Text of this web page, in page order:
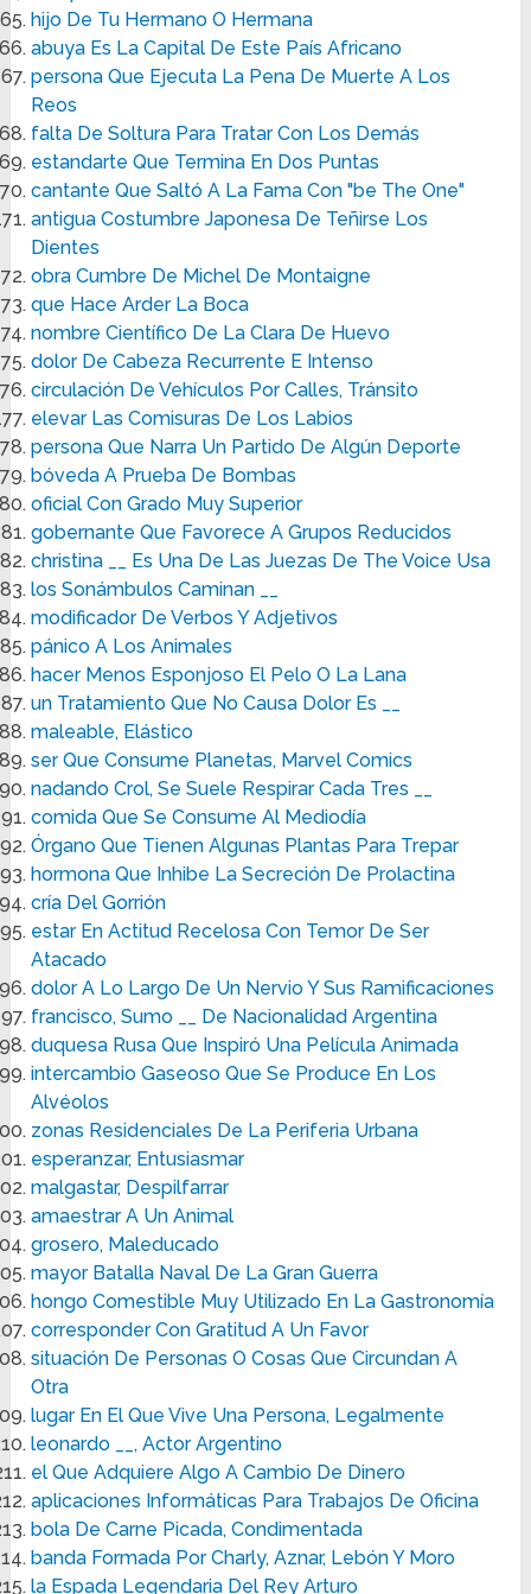
hijo De Tu Hermano O Hermana
abuya Es La Capital De Este País Africano
persona Que Ejecuta La Pena De Muerte A Los
Reos
falta De Soltura Para Tratar Con Los Demás
estandarte Que Termina En Dos Puntas
cantante Que Saltó A La Fama Con "be The One"
antigua Costumbre Japonesa De Teñirse Los
Dientes
obra Cumbre De Michel De Montaigne
que Hace Arder La Boca
nombre Científico De La Clara De Huevo
dolor De Cabeza Recurrente E Intenso
circulación De Vehículos Por Calles, Tránsito
elevar Las Comisuras De Los Labios
persona Que Narra Un Partido De Algún Deporte
bóveda A Prueba De Bombas
oficial Con Grado Muy Superior
gobernante Que Favorece A Grupos Reducidos
christina __ Es Una De Las Juezas De The Voice Usa
los Sonámbulos Caminan __
modificador De Verbos Y Adjetivos
pánico A Los Animales
hacer Menos Esponjoso El Pelo O La Lana
un Tratamiento Que No Causa Dolor Es __
maleable, Elástico
ser Que Consume Planetas, Marvel Comics
nadando Crol, Se Suele Respirar Cada Tres __
comida Que Se Consume Al Mediodía
Órgano Que Tienen Algunas Plantas Para Trepar
hormona Que Inhibe La Secreción De Prolactina
cría Del Gorrión
estar En Actitud Recelosa Con Temor De Ser
Atacado
dolor A Lo Largo De Un Nervio Y Sus Ramificaciones
francisco, Sumo __ De Nacionalidad Argentina
duquesa Rusa Que Inspiró Una Película Animada
intercambio Gaseoso Que Se Produce En Los
Alvéolos
zonas Residenciales De La Periferia Urbana
esperanzar, Entusiasmar
malgastar, Despilfarrar
amaestrar A Un Animal
grosero, Maleducado
mayor Batalla Naval De La Gran Guerra
hongo Comestible Muy Utilizado En La Gastronomía
corresponder Con Gratitud A Un Favor
situación De Personas O Cosas Que Circundan A
Otra
lugar En El Que Vive Una Persona, Legalmente
leonardo __, Actor Argentino
el Que Adquiere Algo A Cambio De Dinero
aplicaciones Informáticas Para Trabajos De Oficina
bola De Carne Picada, Condimentada
banda Formada Por Charly, Aznar, Lebón Y Moro
la Espada Legendaria Del Rey Arturo